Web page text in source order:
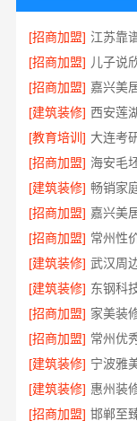
[招商加盟]
[招商加盟] 儿子说
[招商加盟] 嘉兴美
[建筑装修]
[教育培训] 大连考
[招商加盟]
[建筑装修]
[招商加盟] 嘉兴美
[招商加盟]
[建筑装修]
[建筑装修]
[招商加盟]
[招商加盟]
[建筑装修] 宁波雅
[建筑装修] 惠州装
[招商加盟] 邯郸至